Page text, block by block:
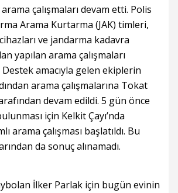
çalışmaları devam etti. Polis
Arama Kurtarma (JAK) timleri,
ve jandarma kadavra
yapılan arama çalışmaları
Destek amacıyla gelen ekiplerin
arama çalışmalarına Tokat
devam edildi. 5 gün önce
için Kelkit Çayı’nda
arama çalışması başlatıldı. Bu
da sonuç alınamadı.
İlker Parlak için bugün evinin